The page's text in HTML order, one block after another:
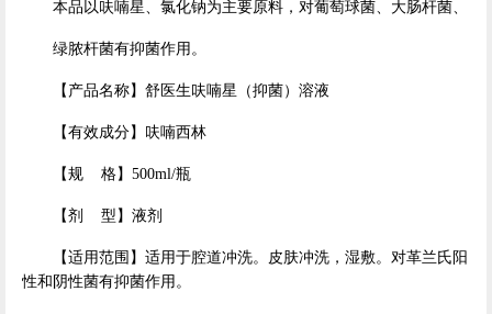
本品以呋喃星、氯化钠为主要原料，对葡萄球菌、大肠杆菌、
绿脓杆菌有抑菌作用。
【产品名称】舒医生呋喃星（抑菌）溶液
【有效成分】呋喃西林
【规 格】500ml/瓶
【剂 型】液剂
【适用范围】适用于腔道冲洗。皮肤冲洗，湿敷。对革兰氏阳
性和阴性菌有抑菌作用。